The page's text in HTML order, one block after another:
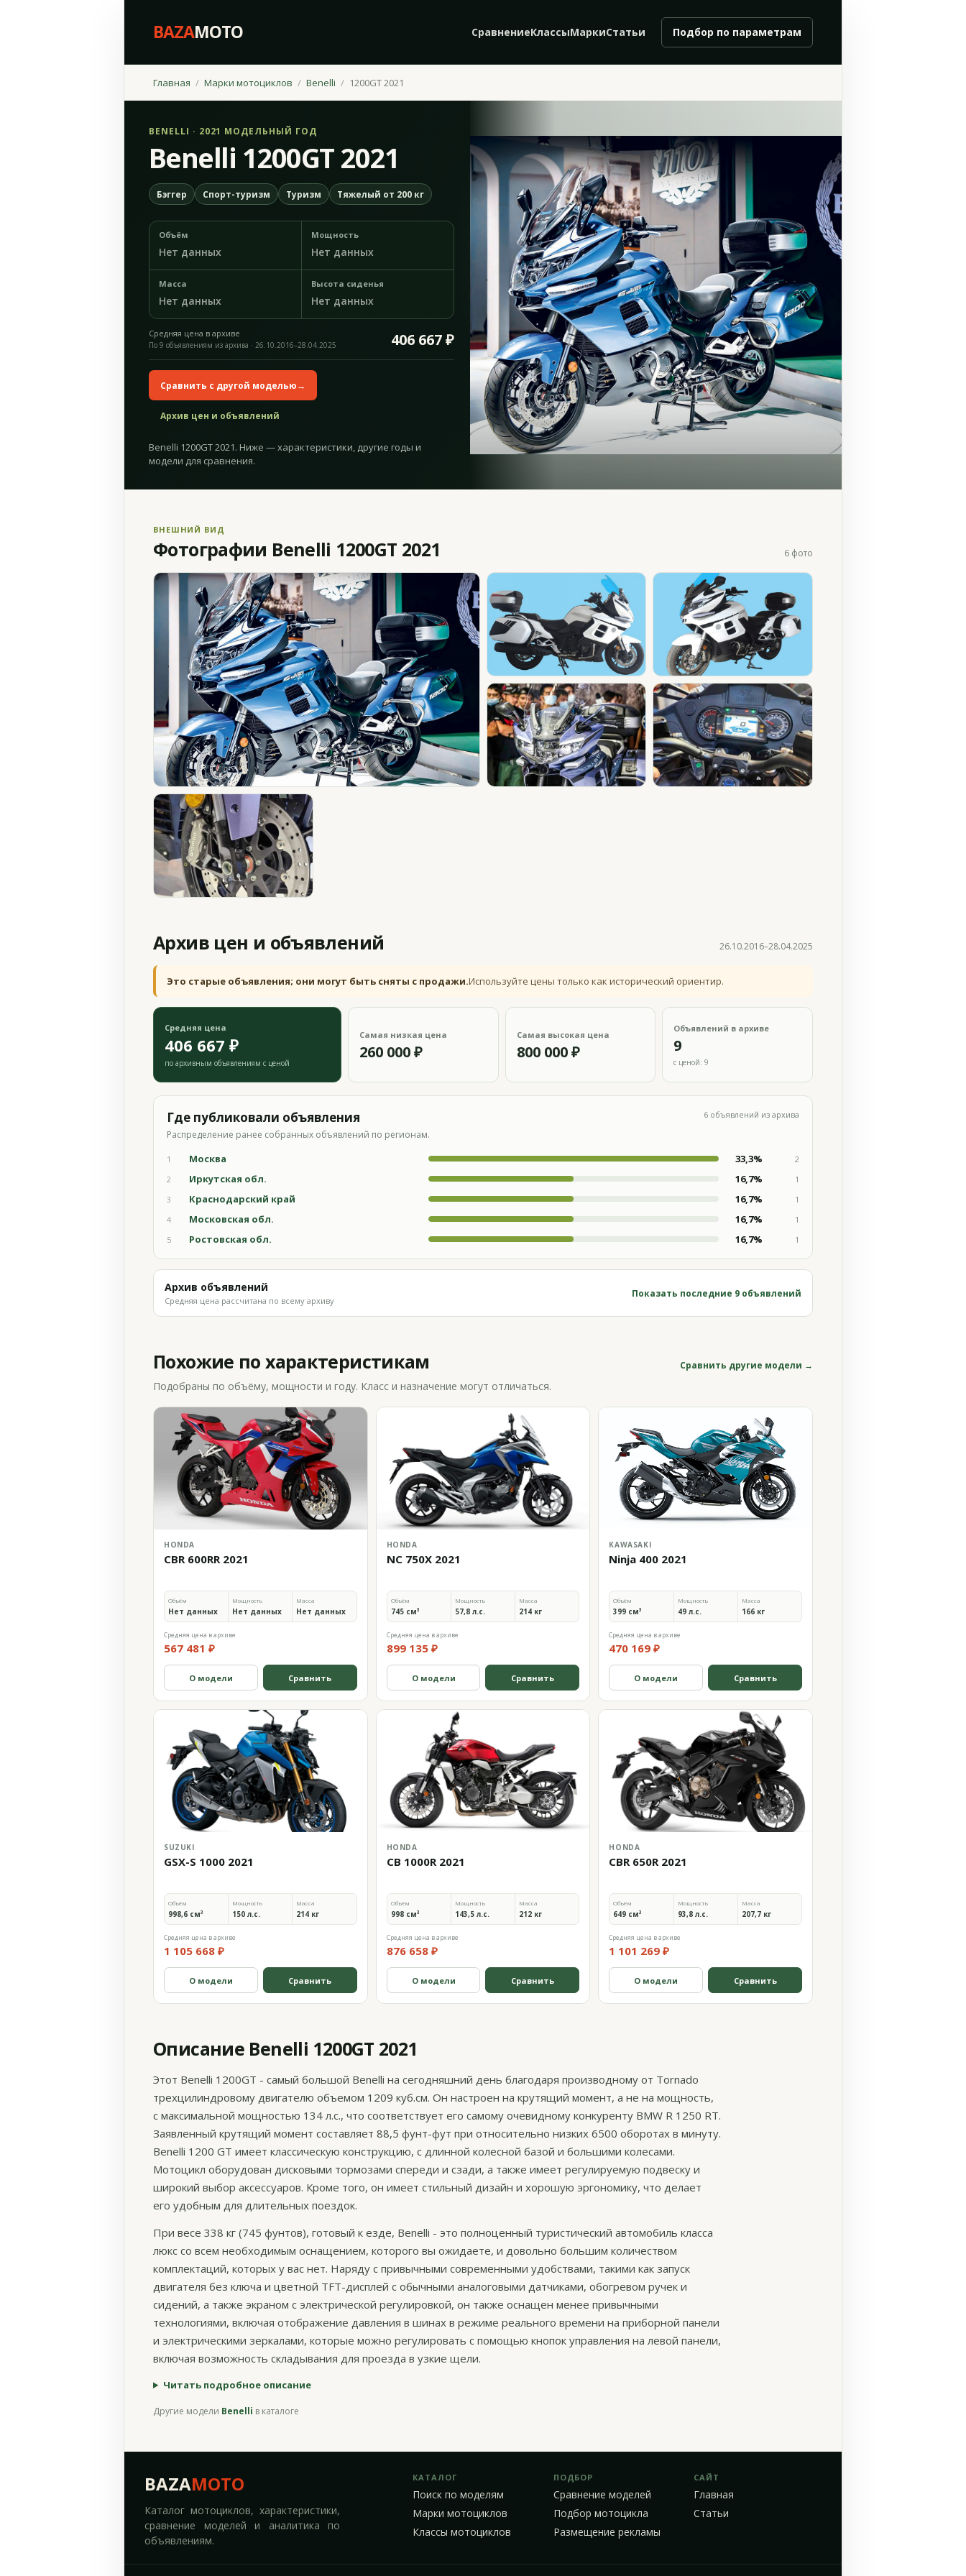
BAZAMOTO СравнениеКлассыМаркиСтатьи Подбор по параметрам
Главная Марки мотоциклов Benelli 1200GT 2021
BENELLI · 2021 МОДЕЛЬНЫЙ ГОД
Benelli 1200GT 2021
Бэггер Спорт-туризм Туризм Тяжелый от 200 кг
Объём
Нет данных
Мощность
Нет данных
Масса
Нет данных
Высота сиденья
Нет данных
Средняя цена в архиве 406 667 ₽
По 9 объявлениям из архива · 26.10.2016–28.04.2025
Сравнить с другой моделью→
Архив цен и объявлений
Benelli 1200GT 2021. Ниже — характеристики, другие годы и
модели для сравнения.
ВНЕШНИЙ ВИД
Фотографии Benelli 1200GT 2021 6 фото
Архив цен и объявлений 26.10.2016–28.04.2025
Это старые объявления; они могут быть сняты с продажи.Используйте цены только как исторический ориентир.
Средняя цена
406 667 ₽
по архивным объявлениям с ценой
Самая низкая цена
260 000 ₽
Самая высокая цена
800 000 ₽
Объявлений в архиве
9
с ценой: 9
Где публиковали объявления
Распределение ранее собранных объявлений по регионам.
6 объявлений из архива
1 Москва 33,3%
2
2
Иркутская обл. 16,7%
1
3
Краснодарский край 16,7%
1
4
Московская обл. 16,7%
1
5
Ростовская обл. 16,7% 1
Архив объявлений
Средняя цена рассчитана по всему архиву
Показать последние 9 объявлений
Похожие по характеристикам Сравнить другие модели →
Подобраны по объёму, мощности и году. Класс и назначение могут отличаться.
HONDA
CBR 600RR 2021
Объём
Нет данных
Мощность
Нет данных
Масса
Нет данных
Средняя цена в архиве
567 481 ₽
О модели Сравнить
HONDA
NC 750X 2021
Объём
745 см³
Мощность
57,8 л.с.
Масса
214 кг
Средняя цена в архиве
899 135 ₽
О модели Сравнить
KAWASAKI
Ninja 400 2021
Объём
399 см³
Мощность
49 л.с.
Масса
166 кг
Средняя цена в архиве
470 169 ₽
О модели Сравнить
SUZUKI
GSX-S 1000 2021
Объём
998,6 см³
Мощность
150 л.с.
Масса
214 кг
Средняя цена в архиве
1 105 668 ₽
О модели Сравнить
HONDA
CB 1000R 2021
Объём
998 см³
Мощность
143,5 л.с.
Масса
212 кг
Средняя цена в архиве
876 658 ₽
О модели Сравнить
HONDA
CBR 650R 2021
Объём
649 см³
Мощность
93,8 л.с.
Масса
207,7 кг
Средняя цена в архиве
1 101 269 ₽
О модели Сравнить
Описание Benelli 1200GT 2021
Этот Benelli 1200GT - самый большой Benelli на сегодняшний день благодаря производному от Tornado
трехцилиндровому двигателю объемом 1209 куб.см. Он настроен на крутящий момент, а не на мощность,
с максимальной мощностью 134 л.с., что соответствует его самому очевидному конкуренту BMW R 1250 RT.
Заявленный крутящий момент составляет 88,5 фунт-фут при относительно низких 6500 оборотах в минуту.
Benelli 1200 GT имеет классическую конструкцию, с длинной колесной базой и большими колесами.
Мотоцикл оборудован дисковыми тормозами спереди и сзади, а также имеет регулируемую подвеску и
широкий выбор аксессуаров. Кроме того, он имеет стильный дизайн и хорошую эргономику, что делает
его удобным для длительных поездок.
При весе 338 кг (745 фунтов), готовый к езде, Benelli - это полноценный туристический автомобиль класса
люкс со всем необходимым оснащением, которого вы ожидаете, и довольно большим количеством
комплектаций, которых у вас нет. Наряду с привычными современными удобствами, такими как запуск
двигателя без ключа и цветной TFT-дисплей с обычными аналоговыми датчиками, обогревом ручек и
сидений, а также экраном с электрической регулировкой, он также оснащен менее привычными
технологиями, включая отображение давления в шинах в режиме реального времени на приборной панели
и электрическими зеркалами, которые можно регулировать с помощью кнопок управления на левой панели,
включая возможность складывания для проезда в узкие щели.
Читать подробное описание
Другие модели Benelli в каталоге
BAZAMOTO
Каталог мотоциклов, характеристики,
сравнение моделей и аналитика по
объявлениям.
КАТАЛОГ
Поиск по моделям
Марки мотоциклов
Классы мотоциклов
ПОДБОР
Сравнение моделей
Подбор мотоцикла
Размещение рекламы
САЙТ
Главная
Статьи